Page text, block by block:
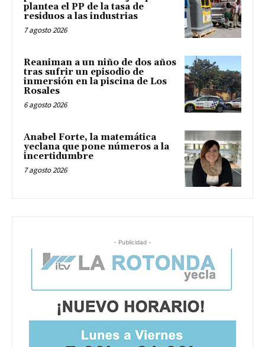
plantea el PP de la tasa de
residuos a las industrias
7 agosto 2026
Reaniman a un niño de dos años
tras sufrir un episodio de
inmersión en la piscina de Los
Rosales
6 agosto 2026
Anabel Forte, la matemática
yeclana que pone números a la
incertidumbre
7 agosto 2026
- Publicidad -